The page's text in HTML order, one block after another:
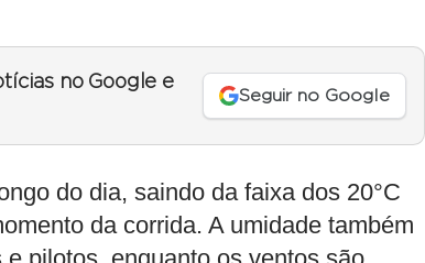
no Google e
Seguir no Google
do dia, saindo da faixa dos 20°C
da corrida. A umidade também